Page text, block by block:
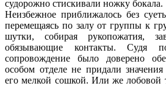
судорожно стискивали ножку бокала.
Неизбежное приближалось без
перемещаясь по залу от группы к
шутки, собирая рукопожатия,
обязывающие контакты. Судя
сопровождение было доверено
особом отделе не придали
его мелкой сошкой. Или же лобовой